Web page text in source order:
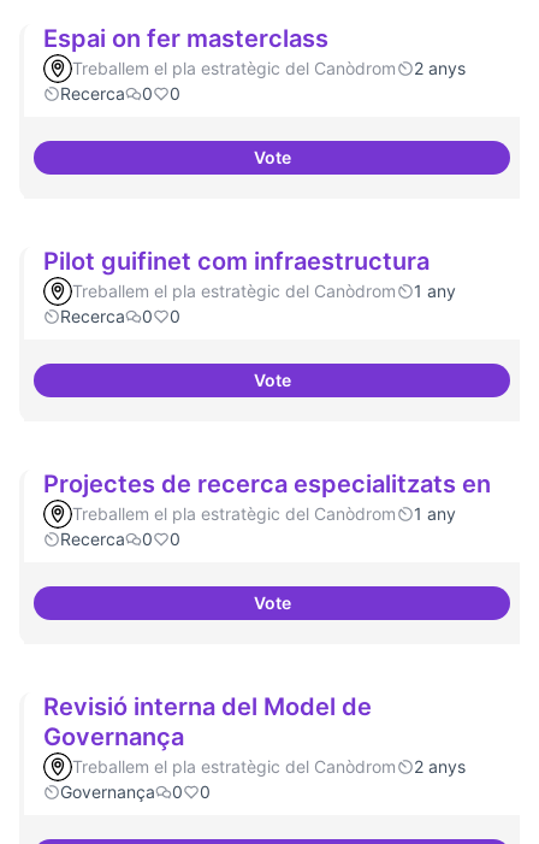
Espai on fer masterclass
Treballem el pla estratègic del Canòdrom
2 anys
Recerca
0 0
VoteEspai on fer masterclass
Pilot guifinet com infraestructura
Treballem el pla estratègic del Canòdrom
1 any
Recerca
0 0
VotePilot guifinet com
Projectes de recerca especialitzats en
Treballem el pla estratègic del Canòdrom
1 any
Recerca
0 0
VoteProjectes de recerca
Revisió interna del Model de
Governança
Treballem el pla estratègic del Canòdrom
2 anys
Governança
0 0